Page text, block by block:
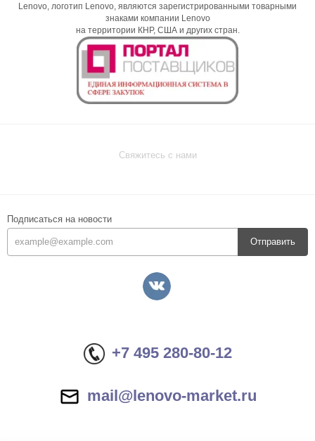
Lenovo, логотип Lenovo, являются зарегистрированными товарными
знаками компании Lenovo
на территории КНР, США и других стран.
Свяжитесь с нами
Подписаться на новости
Отправить
+7 495 280-80-12
mail@lenovo-market.ru